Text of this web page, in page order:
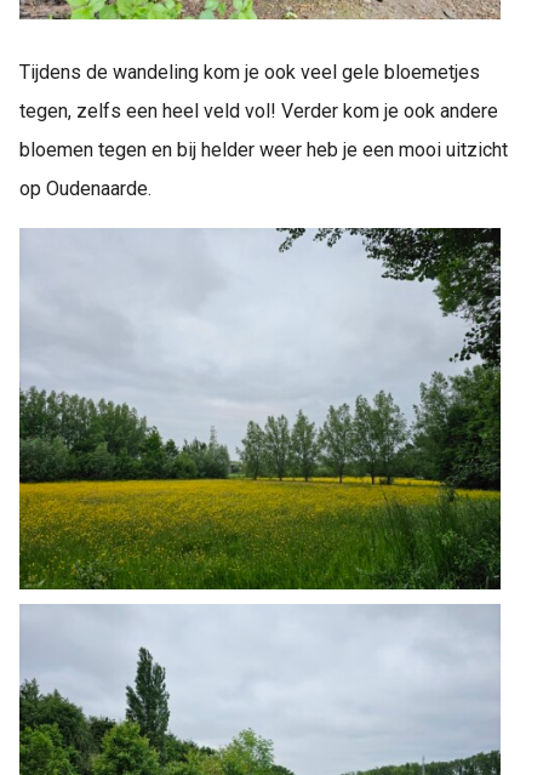
Tijdens de wandeling kom je ook veel gele bloemetjes
tegen, zelfs een heel veld vol! Verder kom je ook andere
bloemen tegen en bij helder weer heb je een mooi uitzicht
op Oudenaarde.